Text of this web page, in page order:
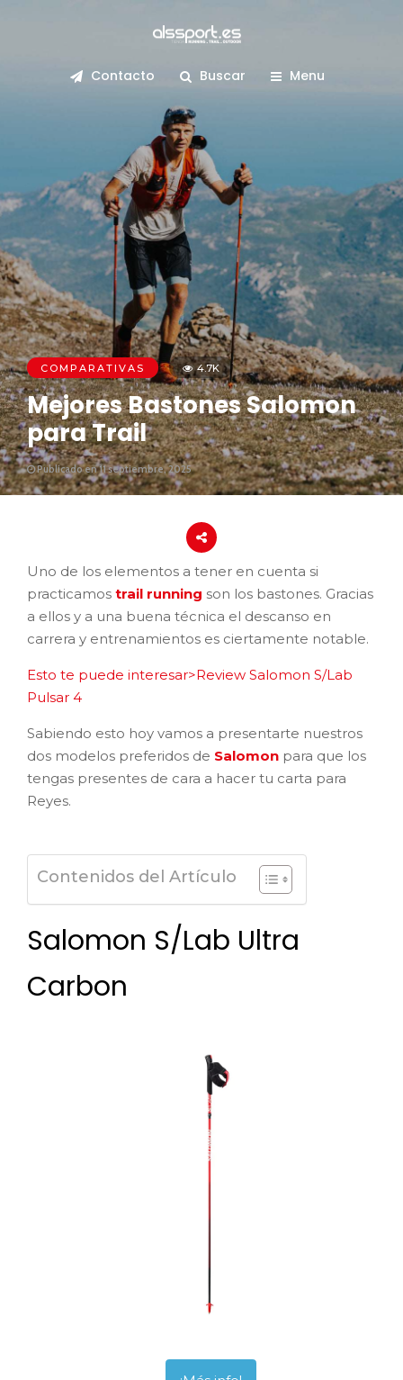
Contacto Buscar Menu
COMPARATIVAS 4.7K
Mejores Bastones Salomon
para Trail
Publicado en 11 septiembre, 2025
Uno de los elementos a tener en cuenta si
practicamos trail running son los bastones. Gracias
a ellos y a una buena técnica el descanso en
carrera y entrenamientos es ciertamente notable.
Esto te puede interesar>Review Salomon S/Lab
Pulsar 4
Sabiendo esto hoy vamos a presentarte nuestros
dos modelos preferidos de Salomon para que los
tengas presentes de cara a hacer tu carta para
Reyes.
Contenidos del Artículo
Salomon S/Lab Ultra
Carbon